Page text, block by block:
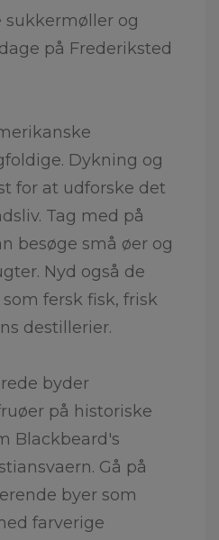
sukkermøller og
på Frederiksted
Dykning og
for at udforske det
Tag med på
besøge små øer og
Nyd også de
fersk fisk, frisk
destillerier.
byder
på historiske
Blackbeard's
Gå på
byer som
farverige